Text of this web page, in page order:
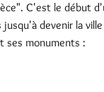
C'est le début
devenir la
ses monuments :